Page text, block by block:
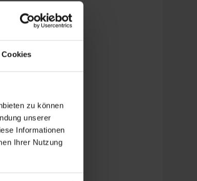
Cookies
zu können
unserer
Informationen
Ihrer Nutzung